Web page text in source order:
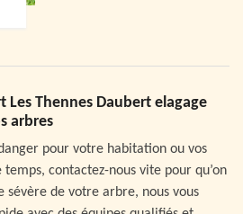
Les Thennes Daubert elagage
arbres
pour votre habitation ou vos
contactez-nous vite pour qu’on
sévère de votre arbre, nous vous